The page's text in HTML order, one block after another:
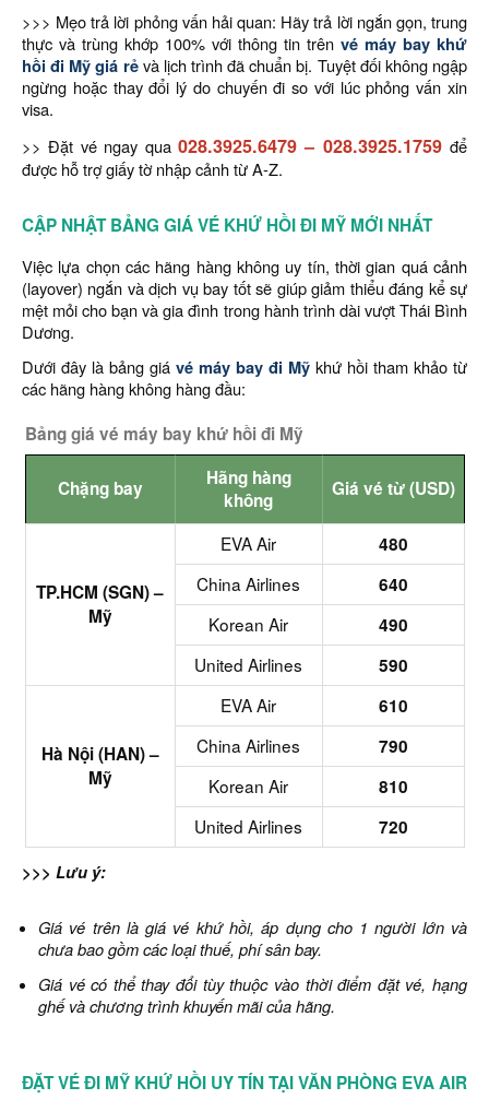
>>> Mẹo trả lời phỏng vấn hải quan: Hãy trả lời ngắn gọn, trung
thực và trùng khớp 100% với thông tin trên vé máy bay khứ
hồi đi Mỹ giá rẻvà lịch trình đã chuẩn bị. Tuyệt đối không ngập
ngừng hoặc thay đổi lý do chuyến đi so với lúc phỏng vấn xin
visa.
>> Đặt vé ngay qua 028.3925.6479– 028.3925.1759 để
được hỗ trợ giấy tờ nhập cảnh từ A-Z.
CẬP NHẬT BẢNG GIÁ VÉ KHỨ HỒI ĐI MỸ MỚI NHẤT
Việc lựa chọn các hãng hàng không uy tín, thời gian quá cảnh
(layover) ngắn và dịch vụ bay tốt sẽ giúp giảm thiểu đáng kể sự
mệt mỏi cho bạn và gia đình trong hành trình dài vượt Thái Bình
Dương.
Dưới đây là bảng giá vé máy bay đi Mỹ khứ hồi tham khảo từ
các hãng hàng không hàng đầu:
Bảng giá vé máy bay khứ hồi đi Mỹ
Chặng bay
Hãng hàng
không
Giá vé từ (USD)
TP.HCM (SGN) –
Mỹ
EVA Air
480
China Airlines
640
Korean Air
490
United Airlines
590
Hà Nội (HAN) –
Mỹ
EVA Air
610
China Airlines
790
Korean Air
810
United Airlines
720
>>> Lưu ý:
Giá vé trên là giá vé khứ hồi, áp dụng cho 1 người lớn và
chưa bao gồm các loại thuế, phí sân bay.
Giá vé có thể thay đổi tùy thuộc vào thời điểm đặt vé, hạng
ghế và chương trình khuyến mãi của hãng.
ĐẶT VÉ ĐI MỸ KHỨ HỒI UY TÍN TẠI VĂN PHÒNG EVA AIR